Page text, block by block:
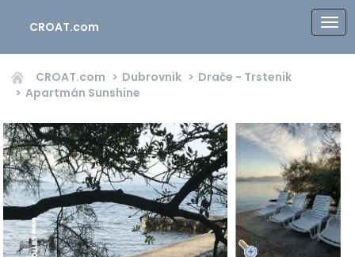
CROAT.com
CROAT.com Dubrovnik
Drače - Trstenik
Apartmán Sunshine